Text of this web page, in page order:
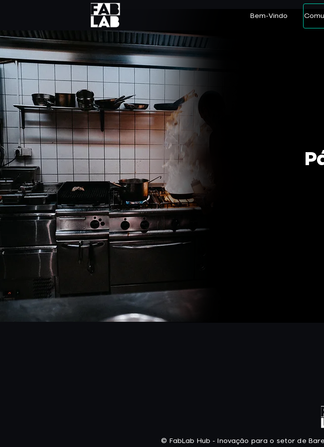
Bem-Vindo
© FabLab Hub - Inovação para o setor de